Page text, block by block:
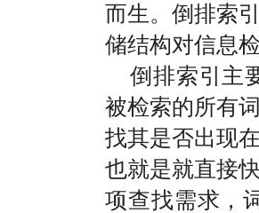
而生。倒排索
储结构对信息
倒排索引主
被检索的所有
找其是否出现
也就是就直接
项查找需求，